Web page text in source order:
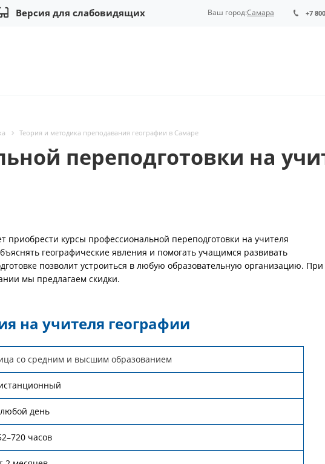
Версия для слабовидящих +7
Ваш город:Самара
Теория и методика преподавания географии в Самаре
переподготовки на
приобрести курсы профессиональной переподготовки на учителя
географические явления и помогать учащимся развивать
позволит устроиться в любую образовательную организацию. При
мы предлагаем скидки.
на учителя географии
со средним и высшим образованием
день
часов